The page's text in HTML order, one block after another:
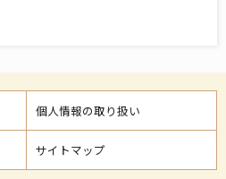
個人情報の取り扱い
サイトマップ